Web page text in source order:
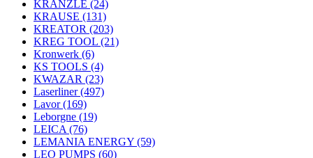
KRANZLE (24)
KRAUSE (131)
KREATOR (203)
KREG TOOL (21)
Kronwerk (6)
KS TOOLS (4)
KWAZAR (23)
Laserliner(497)
Lavor(169)
Leborgne (19)
LEICA (76)
LEMANIA ENERGY (59)
LEO PUMPS (60)